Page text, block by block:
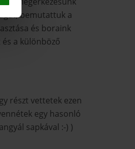
bemutattuk a
és boraink
a különböző
részt vettetek ezen
egy hasonló
sapkával :-) )